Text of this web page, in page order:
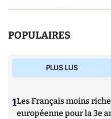
POPULAIRES
PLUS LUS
1Les Français moins
européenne pour la 3e